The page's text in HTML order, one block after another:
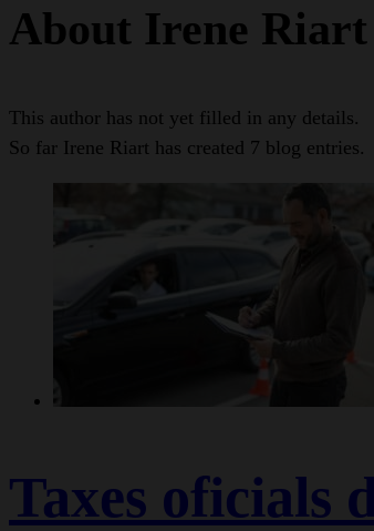
About Irene Riart
This author has not yet filled in any details.
So far Irene Riart has created 7 blog entries.
Taxes oficials